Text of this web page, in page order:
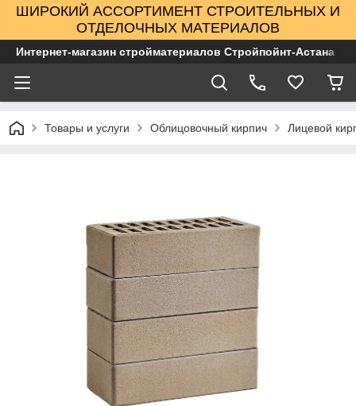
ШИРОКИЙ АССОРТИМЕНТ СТРОИТЕЛЬНЫХ И
ОТДЕЛОЧНЫХ МАТЕРИАЛОВ
Интернет-магазин стройматериалов Стройпойнт-Астана
Товары и услуги Облицовочный кирпич Лицевой